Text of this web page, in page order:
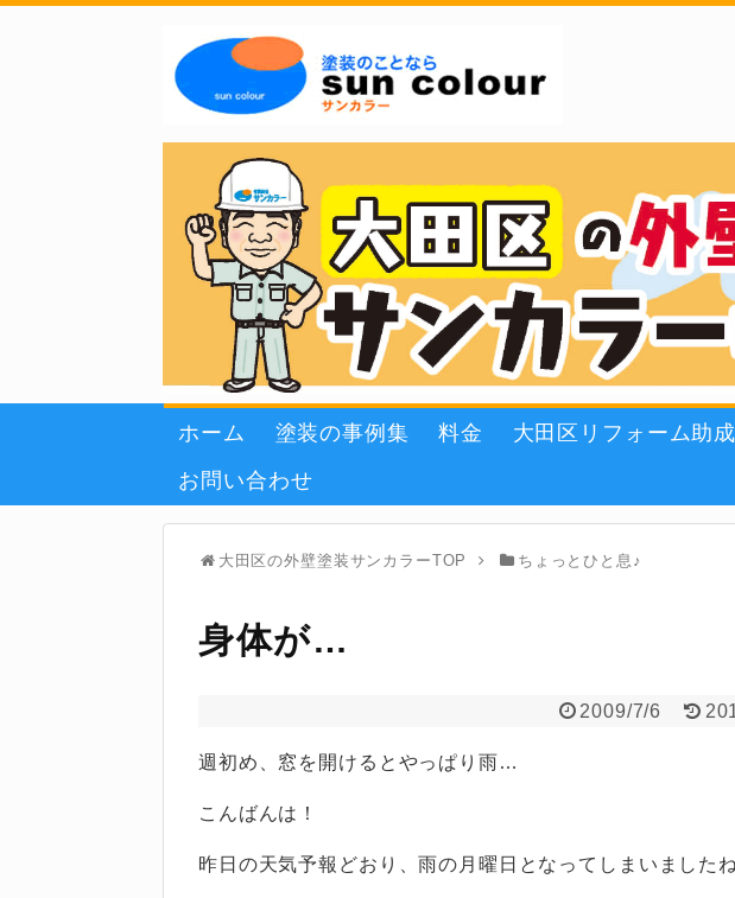
ホーム 塗装の事例集 料金 大田区リフォーム助成
お問い合わせ
大田区の外壁塗装サンカラーTOP ちょっとひと息♪
身体が…
2009/7/6
週初め、窓を開けるとやっぱり雨…
こんばんは！
昨日の天気予報どおり、雨の月曜日となってしまいました